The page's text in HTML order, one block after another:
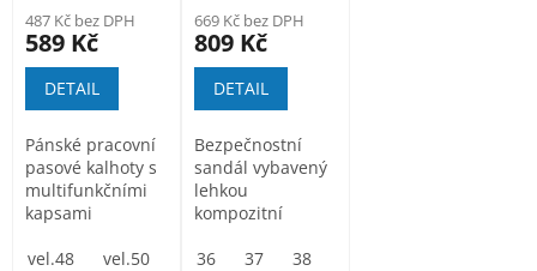
487 Kč bez DPH
589 Kč
DETAIL
Pánské pracovní
pasové kalhoty s
multifunkčními
kapsami
kalhoty do pasu...
vel.48 vel.50 vel.52 vel.54
669 Kč bez DPH
809 Kč
DETAIL
Bezpečnostní
sandál vybavený
lehkou
kompozitní
neobsahující
36 37 38